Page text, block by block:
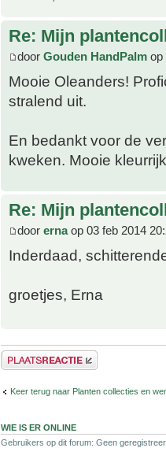
Re: Mijn
door Gouden HandPalm op
Mooie Oleanders!
stralend uit.
En bedankt voor de
kweken. Mooie
Re: Mijn
door ernaop 03 feb 2014
Inderdaad,
groetjes, Erna
Plaats een reactie
Keer terug naar Planten collecties en
WIE IS ER ONLINE
Gebruikers op dit forum: Geen